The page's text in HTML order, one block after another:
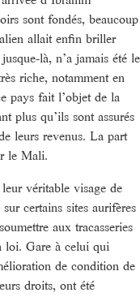
sont fondés, beaucoup
allait enfin briller
là, n’a jamais été le
riche, notamment en
pays fait l’objet de la
plus qu’ils sont assurés
leurs revenus. La part
le Mali.
véritable visage de
certains sites aurifères
aux tracasseries
loi. Gare à celui qui
de condition de
droits, ont été